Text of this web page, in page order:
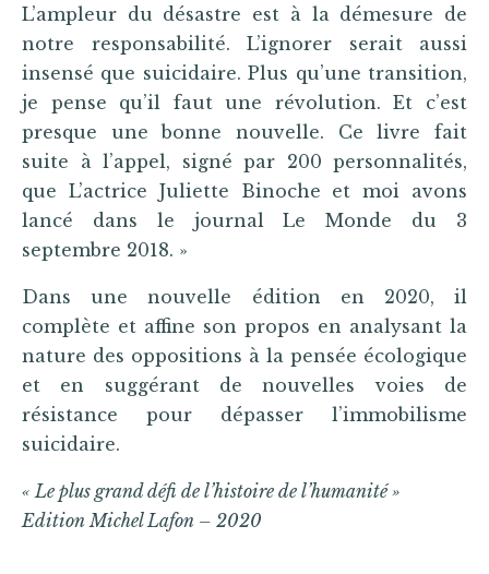
L’ampleur du désastre est à la démesure de
notre responsabilité. L’ignorer serait aussi
insensé que suicidaire. Plus qu’une transition,
je pense qu’il faut une révolution. Et c’est
presque une bonne nouvelle. Ce livre fait
suite à l’appel, signé par 200 personnalités,
que L’actrice Juliette Binoche et moi avons
lancé dans le journal Le Monde du 3
septembre 2018. »
Dans une nouvelle édition en 2020, il
complète et affine son propos en analysant la
nature des oppositions à la pensée écologique
et en suggérant de nouvelles voies de
résistance pour dépasser l’immobilisme
suicidaire.
« Le plus grand défi de l’histoire de l’humanité »
Edition Michel Lafon – 2020